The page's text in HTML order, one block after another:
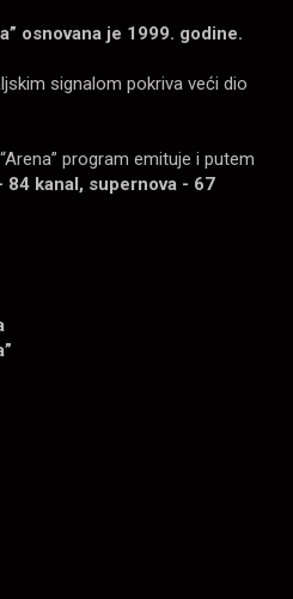
osnovana je 1999. godine.
signalom pokriva veći dio
program emituje i putem
84 kanal, supernova - 67